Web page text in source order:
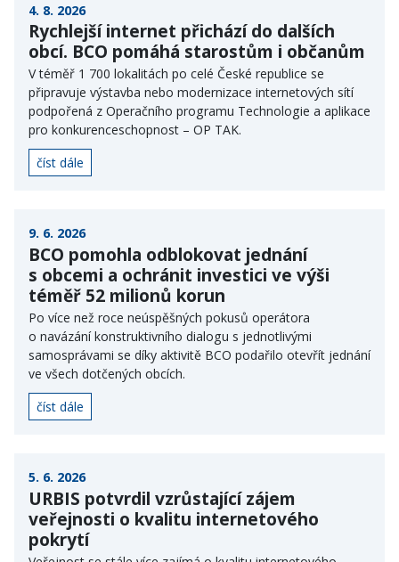
4. 8. 2026
Rychlejší internet přichází do dalších
obcí. BCO pomáhá starostům i občanům
V téměř 1 700 lokalitách po celé České republice se
připravuje výstavba nebo modernizace internetových sítí
podpořená z Operačního programu Technologie a aplikace
pro konkurenceschopnost – OP TAK.
číst dále
9. 6. 2026
BCO pomohla odblokovat jednání
s obcemi a ochránit investici ve výši
téměř 52 milionů korun
Po více než roce neúspěšných pokusů operátora
o navázání konstruktivního dialogu s jednotlivými
samosprávami se díky aktivitě BCO podařilo otevřít jednání
ve všech dotčených obcích.
číst dále
5. 6. 2026
URBIS potvrdil vzrůstající zájem
veřejnosti o kvalitu internetového
pokrytí